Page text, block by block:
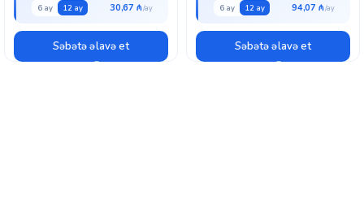
6 ay 12 ay 30,67 ₼
Səbətə əlavə et
6 ay 12 ay 94,07 ₼
Səbətə əlavə et